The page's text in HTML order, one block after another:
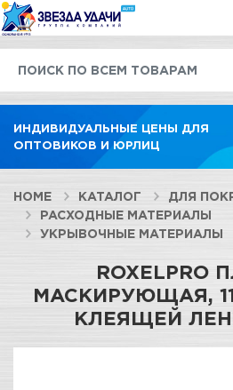
ИНДИВИДУАЛЬНЫЕ ЦЕНЫ ДЛЯ
ОПТОВИКОВ И ЮРЛИЦ
HOME КАТАЛОГ
ДЛЯ
РАСХОДНЫЕ МАТЕРИАЛЫ
УКРЫВОЧНЫЕ МАТЕРИАЛЫ
ROXELPRO
МАСКИРУЮЩАЯ,
КЛЕЯЩЕЙ